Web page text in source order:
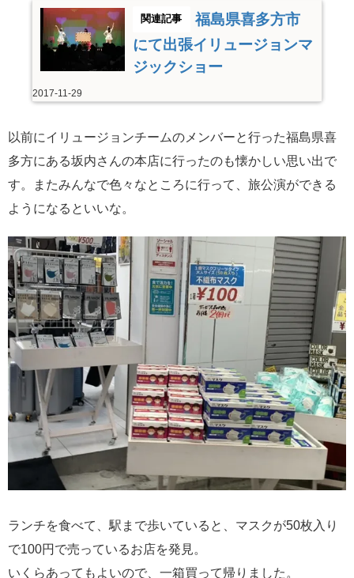
福島県喜多方市
にて出張イリュージョンマ
ジックショー
2017-11-29
以前にイリュージョンチームのメンバーと行った福島県喜
多方にある坂内さんの本店に行ったのも懐かしい思い出で
す。またみんなで色々なところに行って、旅公演ができる
ようになるといいな。
ランチを食べて、駅まで歩いていると、マスクが50枚入り
で100円で売っているお店を発見。
いくらあってもよいので、一箱買って帰りました。